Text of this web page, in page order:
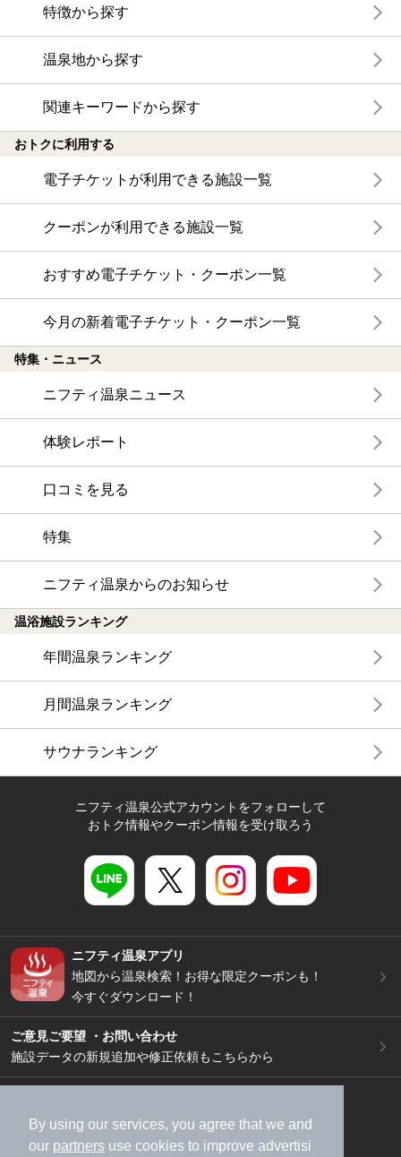
By using our services, you agree that we and
our partners use cookies to improve advertisi
特徴から探す
温泉地から探す
関連キーワードから探す
おトクに利用する
電子チケットが利用できる施設一覧
クーポンが利用できる施設一覧
おすすめ電子チケット・クーポン一覧
今月の新着電子チケット・クーポン一覧
特集・ニュース
ニフティ温泉ニュース
体験レポート
口コミを見る
特集
ニフティ温泉からのお知らせ
温浴施設ランキング
年間温泉ランキング
月間温泉ランキング
サウナランキング
ニフティ温泉公式アカウントをフォローして
おトク情報やクーポン情報を受け取ろう
ニフティ温泉アプリ
地図から温泉検索！お得な限定クーポンも！
今すぐダウンロード！
ご意見ご要望 ・お問い合わせ
施設データの新規追加や修正依頼もこちらから
加盟店募集（資料請求）
広告出稿のご案内
利用規約
ライフスタイルMEMBERS+規約